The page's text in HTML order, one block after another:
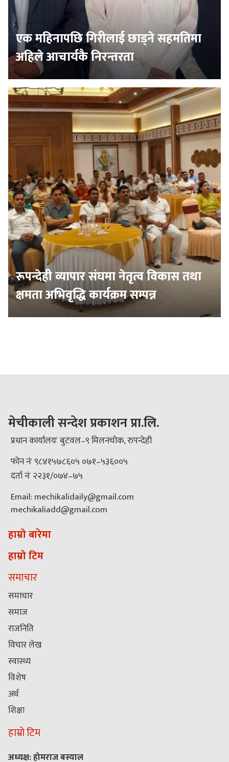
एक महिनापछि गिरीलाई छाड्ने सहमतिमा
अहिले आचार्यकै निरन्तरता
रूपन्देही व्यापार संघमा नेतृत्व विकास तथा
क्षमता अभिवृद्धि कार्यक्रम सम्पन्न
मेचीकाली सन्देश प्रकाशन प्रा.लि.
प्रधान कार्यालयः बुटवल–९ मिलनचोक, रुपन्देही
फोन नंः ९८४१५७८६०५ ०७१–५३६००५
दर्ता नंः २२३१/०७४–७५
Email: mechikalidaily@gmail.com
mechikaliadd@gmail.com
हाम्रो बारेमा
हाम्रो टिम
समाचार
समाचार
समाज
राजनिति
विचार लेख
स्वास्थ्य
विशेष
अर्थ
शिक्षा
हाम्रो टिम
अध्यक्ष: होमराज बस्याल